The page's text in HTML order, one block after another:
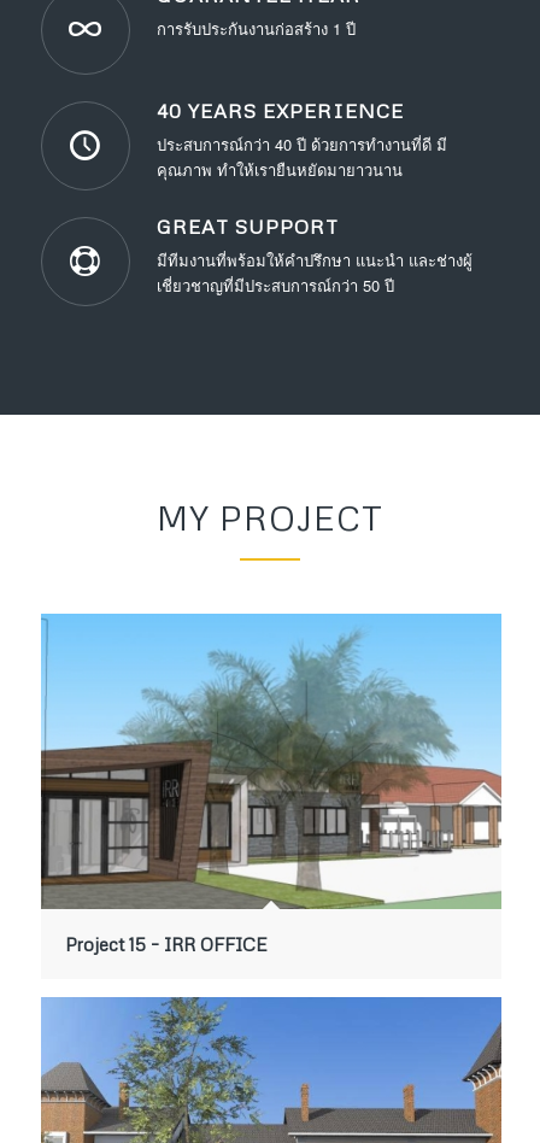
การรับประกันงานก่อสร้าง 1 ปี
40 YEARS EXPERIENCE
ประสบการณ์กว่า 40 ปี ด้วยการทำงานที่ดี มี
คุณภาพ ทำให้เรายืนหยัดมายาวนาน
GREAT SUPPORT
มีทีมงานที่พร้อมให้คำปรึกษา แนะนำ และช่างผู้
เชี่ยวชาญที่มีประสบการณ์กว่า 50 ปี
MY PROJECT
Project 15 – IRR OFFICE